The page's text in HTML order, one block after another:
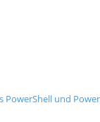
PowerShell und